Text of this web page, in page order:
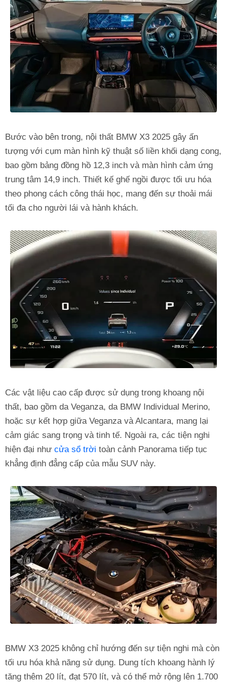
Bước vào bên trong, nội thất BMW X3 2025 gây ấn
tượng với cụm màn hình kỹ thuật số liền khối dạng cong,
bao gồm bảng đồng hồ 12,3 inch và màn hình cảm ứng
trung tâm 14,9 inch. Thiết kế ghế ngồi được tối ưu hóa
theo phong cách công thái học, mang đến sự thoải mái
tối đa cho người lái và hành khách.
Các vật liệu cao cấp được sử dụng trong khoang nội
thất, bao gồm da Veganza, da BMW Individual Merino,
hoặc sự kết hợp giữa Veganza và Alcantara, mang lại
cảm giác sang trọng và tinh tế. Ngoài ra, các tiện nghi
hiện đại như cửa sổ trời toàn cảnh Panorama tiếp tục
khẳng định đẳng cấp của mẫu SUV này.
BMW X3 2025 không chỉ hướng đến sự tiện nghi mà còn
tối ưu hóa khả năng sử dụng. Dung tích khoang hành lý
tăng thêm 20 lít, đạt 570 lít, và có thể mở rộng lên 1.700